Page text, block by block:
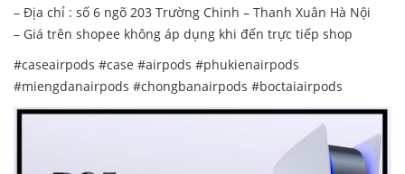
– Địa chỉ : số 6 ngõ 203 Trường Chinh – Thanh Xuân Hà Nội
– Giá trên shopee không áp dụng khi đến trực tiếp shop
#caseairpods #case #airpods #phukienairpods
#miengdanairpods #chongbanairpods #boctaiairpods